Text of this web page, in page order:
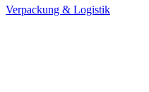
Verpackung & Logistik